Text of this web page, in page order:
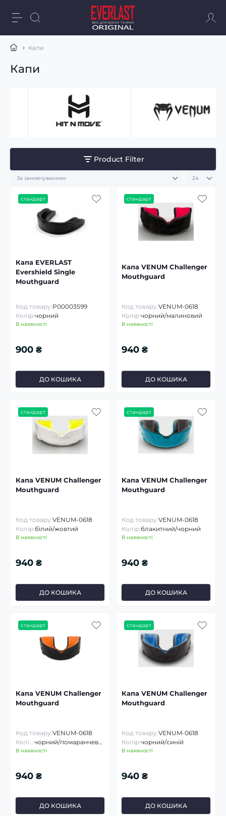
Капи
Капи
Product Filter
стандарт
Капа EVERLAST
Evershield Single
Mouthguard
Код товару:P00003599
Колір:чорний
В наявності
900 ₴
ДО КОШИКА
стандарт
Капа VENUM Challenger
Mouthguard
Код товару:VENUM-0618
Колір:чорний/малиновий
В наявності
940 ₴
ДО КОШИКА
стандарт
Капа VENUM Challenger
Mouthguard
Код товару:VENUM-0618
Колір:білий/жовтий
В наявності
940 ₴
ДО КОШИКА
стандарт
Капа VENUM Challenger
Mouthguard
Код товару:VENUM-0618
Колір:блакитний/чорний
В наявності
940 ₴
ДО КОШИКА
стандарт
Капа VENUM Challenger
Mouthguard
Код товару:VENUM-0618
чорний/помаранчевий
В наявності
940 ₴
ДО КОШИКА
стандарт
Капа VENUM Challenger
Mouthguard
Код товару:VENUM-0618
Колір:чорний/синій
В наявності
940 ₴
ДО КОШИКА